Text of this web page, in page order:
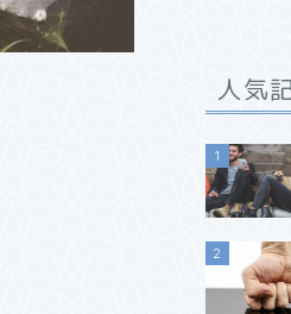
人気
1
2